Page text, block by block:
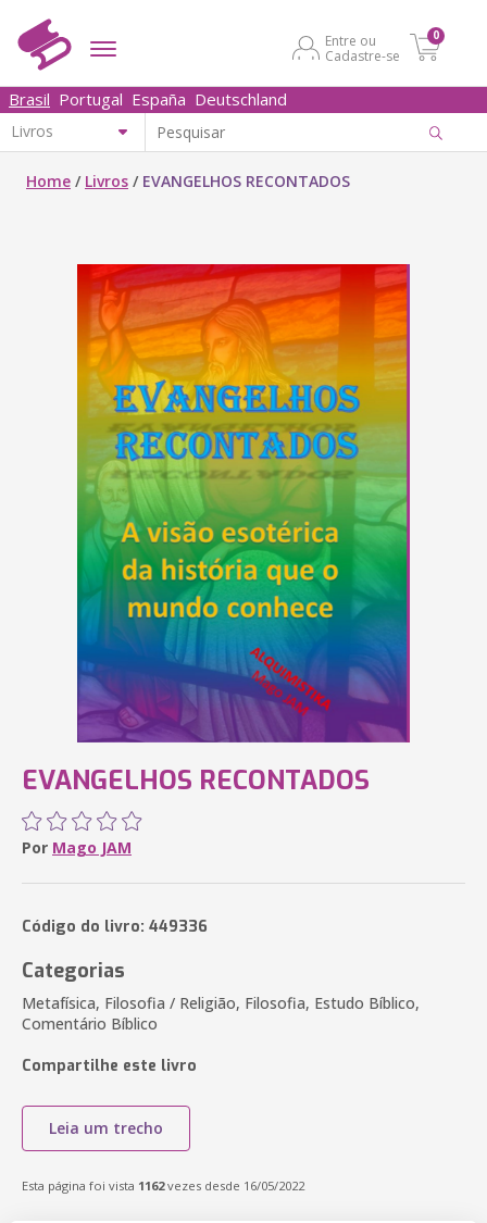
Entre ou
Cadastre-se
0
Brasil Portugal España Deutschland
Home / Livros / EVANGELHOS RECONTADOS
EVANGELHOS RECONTADOS
Por Mago JAM
Código do livro: 449336
Categorias
Metafísica, Filosofia / Religião, Filosofia, Estudo Bíblico,
Comentário Bíblico
Compartilhe este livro
Leia um trecho
Esta página foi vista 1162vezes desde 16/05/2022